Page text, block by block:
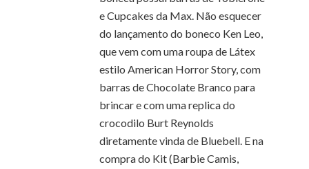
e Cupcakes da Max. Não esquecer
do lançamento do boneco Ken Leo,
que vem com uma roupa de Látex
estilo American Horror Story, com
barras de Chocolate Branco para
brincar e com uma replica do
crocodilo Burt Reynolds
diretamente vinda de Bluebell. E na
compra do Kit (Barbie Camis,